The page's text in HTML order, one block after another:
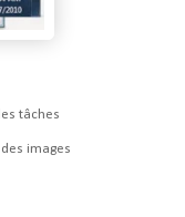
tâches
images